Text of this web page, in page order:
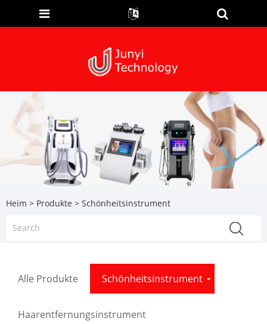
Heim > Produkte > Schönheitsinstrument
Alle Produkte Schönheitsinstrument
Haarentfernungsinstrument